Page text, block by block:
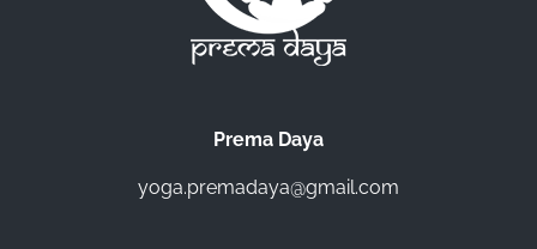
Prema Daya
yoga.premadaya@gmail.com